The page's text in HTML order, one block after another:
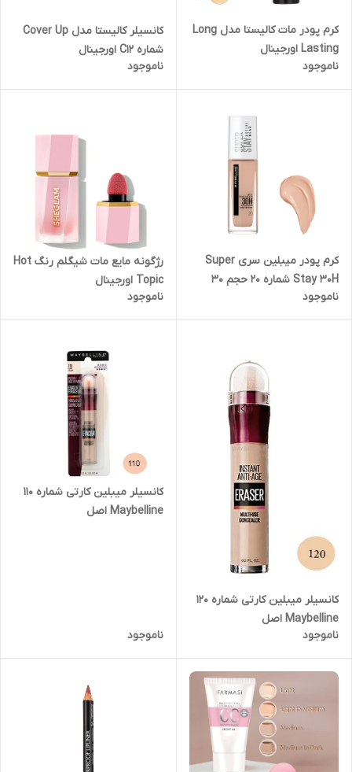
کرم پودر مات کالیستا مدل Long
Lasting اورجینال
ناموجود
کانسیلر کالیستا مدل Cover Up
شماره C12 اورجینال
ناموجود
کرم پودر میبلین سری Super
Stay 30H شماره 20 حجم 30
میلی لیتر
ناموجود
رژگونه مایع مات شیگلم رنگ Hot
Topic اورجینال
ناموجود
کانسیلر میبلین کارتی شماره ۱۲۰
Maybelline اصل
ناموجود
کانسیلر میبلین کارتی شماره ۱۱۰
Maybelline اصل
ناموجود